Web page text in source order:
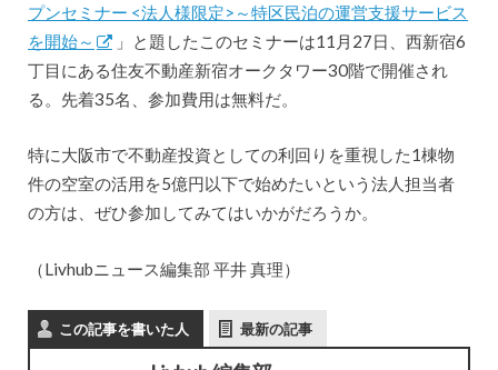
プンセミナー <法人様限定>～特区民泊の運営支援サービス
を開始～
」と題したこのセミナーは11月27日、西新宿6
丁目にある住友不動産新宿オークタワー30階で開催され
る。先着35名、参加費用は無料だ。
特に大阪市で不動産投資としての利回りを重視した1棟物
件の空室の活用を5億円以下で始めたいという法人担当者
の方は、ぜひ参加してみてはいかがだろうか。
（Livhubニュース編集部 平井 真理）
この記事を書いた人 最新の記事